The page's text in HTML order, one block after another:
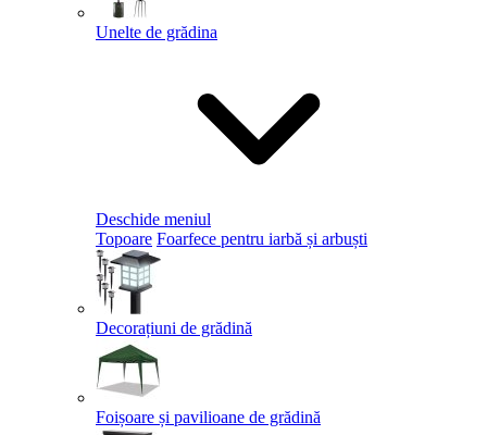
Unelte de grădina
Deschide meniul
Topoare Foarfece pentru iarbă și arbuști
Decorațiuni de grădină
Foișoare și pavilioane de grădină